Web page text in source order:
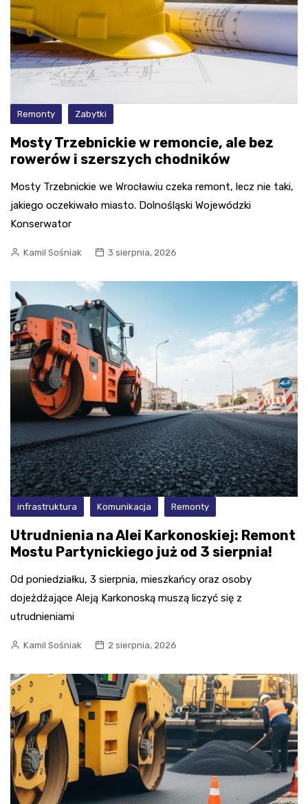
Remonty Zabytki
Mosty Trzebnickie w remoncie, ale bez
rowerów i szerszych chodników
Mosty Trzebnickie we Wrocławiu czeka remont, lecz nie taki,
jakiego oczekiwało miasto. Dolnośląski Wojewódzki
Konserwator
Kamil Sośniak 3 sierpnia, 2026
infrastruktura Komunikacja Remonty
Utrudnienia na Alei Karkonoskiej: Remont
Mostu Partynickiego już od 3 sierpnia!
Od poniedziałku, 3 sierpnia, mieszkańcy oraz osoby
dojeżdżające Aleją Karkonoską muszą liczyć się z
utrudnieniami
Kamil Sośniak 2 sierpnia, 2026